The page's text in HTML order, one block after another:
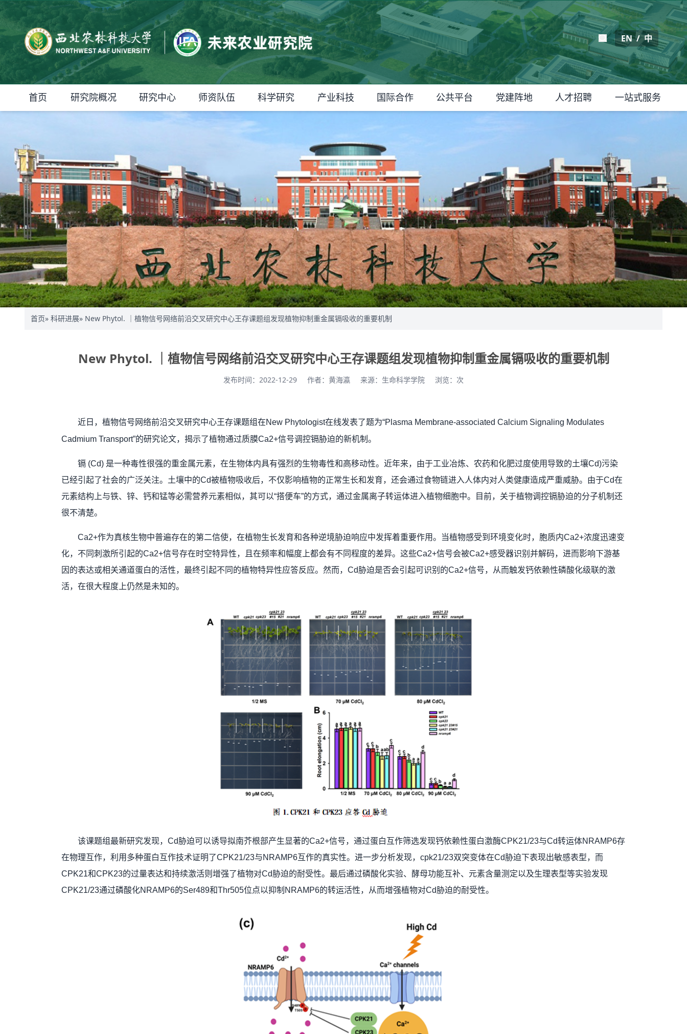
EN / 中
首页 研究院概况 研究中心 师资队伍 科学研究 产业科技 国际合作 公共平台 党建阵地 人才招聘 一站式服务
首页» 科研进展» New Phytol. ｜植物信号网络前沿交叉研究中心王存课题组发现植物抑制重金属镉吸收的重要机制
New Phytol. ｜植物信号网络前沿交叉研究中心王存课题组发现植物抑制重金属镉吸收的重要机制
发布时间：2022-12-29 作者：黄海瀛 来源：生命科学学院 浏览： 次
近日， 植物信号网络前沿交叉研究中心王存课题组在New Phytologist在线发表了题为“Plasma Membrane-associated Calcium Signaling Modulates
Cadmium Transport”的研究论文，揭示了植物通过质膜Ca2+信号调控镉胁迫的新机制。
镉 (Cd) 是一种毒性很强的重金属元素，在生物体内具有强烈的生物毒性和高移动性。近年来，由于工业冶炼、农药和化肥过度使用导致的土壤Cd)污染
已经引起了社会的广泛关注。土壤中的Cd被植物吸收后，不仅影响植物的正常生长和发育，还会通过食物链进入人体内对人类健康造成严重威胁。由于Cd在
元素结构上与铁、锌、钙和锰等必需营养元素相似，其可以“搭便车”的方式，通过金属离子转运体进入植物细胞中。目前，关于植物调控镉胁迫的分子机制还
很不清楚。
Ca2+作为真核生物中普遍存在的第二信使，在植物生长发育和各种逆境胁迫响应中发挥着重要作用。当植物感受到环境变化时，胞质内Ca2+浓度迅速变
化，不同刺激所引起的Ca2+信号存在时空特异性，且在频率和幅度上都会有不同程度的差异。这些Ca2+信号会被Ca2+感受器识别并解码，进而影响下游基
因的表达或相关通道蛋白的活性，最终引起不同的植物特异性应答反应。然而，Cd胁迫是否会引起可识别的Ca2+信号，从而触发钙依赖性磷酸化级联的激
活，在很大程度上仍然是未知的。
该课题组最新研究发现，Cd胁迫可以诱导拟南芥根部产生显著的Ca2+信号，通过蛋白互作筛选发现钙依赖性蛋白激酶CPK21/23与Cd转运体NRAMP6存
在物理互作，利用多种蛋白互作技术证明了CPK21/23与NRAMP6互作的真实性。进一步分析发现，cpk21/23双突变体在Cd胁迫下表现出敏感表型，而
CPK21和CPK23的过量表达和持续激活则增强了植物对Cd胁迫的耐受性。最后通过磷酸化实验、酵母功能互补、元素含量测定以及生理表型等实验发现
CPK21/23通过磷酸化NRAMP6的Ser489和Thr505位点以抑制NRAMP6的转运活性，从而增强植物对Cd胁迫的耐受性。